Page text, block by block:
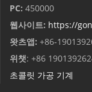
PC: 450000
웹사이트: https://
왓츠앱: +86-
위챗: +86
초콜릿 가공 기계